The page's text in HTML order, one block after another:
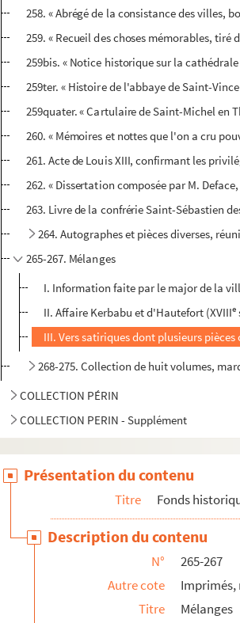
258. « Abrégé de la consistance des villes,
259. « Recueil des choses mémorables,
259bis. « Notice historique sur la
259ter. « Histoire de l'abbaye de Saint-
259quater. « Cartulaire de Saint-Michel en
260. « Mémoires et nottes que l'on a cru
261. Acte de Louis XIII, confirmant les
262. « Dissertation composée par M.
263. Livre de la confrérie Saint-Sébastien
264. Autographes et pièces diverses,
265-267. Mélanges
I. Information faite par le major de la
II. Affaire Kerbabu et d'Hautefort (XVIIIe
III. Vers satiriques dont plusieurs
268-275. Collection de huit volumes,
COLLECTION PÉRIN
COLLECTION PERIN - Supplément
Présentation du contenu
Titre Fonds
Description du contenu
N°
265-267
Autre cote
Imprimés,
Titre
Mélanges